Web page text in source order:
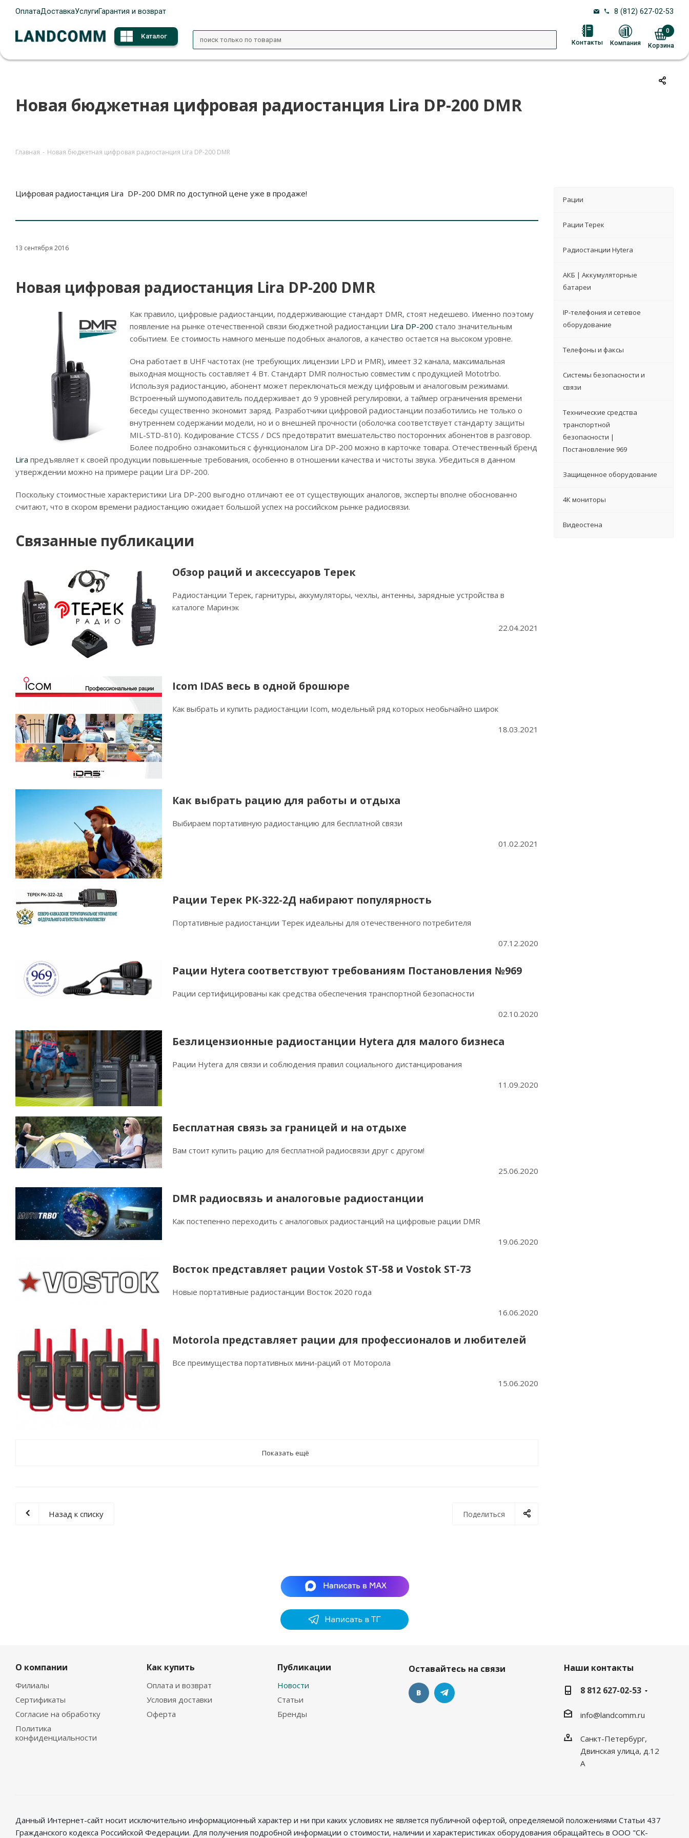
ОплатаДоставкаУслугиГарантия и возврат 8 (812) 627-02-53
Каталог
Контакты Компания Корзина
0
Новая бюджетная цифровая радиостанция Lira DP-200 DMR
Главная - Новая бюджетная цифровая радиостанция Lira DP-200 DMR
Цифровая радиостанция Lira DP-200 DMR по доступной цене уже в продаже!
13 сентября 2016
Новая цифровая радиостанция Lira DP-200 DMR
Как правило, цифровые радиостанции, поддерживающие стандарт DMR, стоят недешево. Именно поэтому
появление на рынке отечественной связи бюджетной радиостанции Lira DP-200 стало значительным
событием. Ее стоимость намного меньше подобных аналогов, а качество остается на высоком уровне.
Она работает в UHF частотах (не требующих лицензии LPD и PMR), имеет 32 канала, максимальная
выходная мощность составляет 4 Вт. Стандарт DMR полностью совместим с продукцией Mototrbo.
Используя радиостанцию, абонент может переключаться между цифровым и аналоговым режимами.
Встроенный шумоподавитель поддерживает до 9 уровней регулировки, а таймер ограничения времени
беседы существенно экономит заряд. Разработчики цифровой радиостанции позаботились не только о
внутреннем содержании модели, но и о внешней прочности (оболочка соответствует стандарту защиты
MIL-STD-810). Кодирование CTCSS / DCS предотвратит вмешательство посторонних абонентов в разговор.
Более подробно ознакомиться с функционалом Lira DP-200 можно в карточке товара. Отечественный бренд
Lira предъявляет к своей продукции повышенные требования, особенно в отношении качества и чистоты звука. Убедиться в данном
утверждении можно на примере рации Lira DP-200.
Поскольку стоимостные характеристики Lira DP-200 выгодно отличают ее от существующих аналогов, эксперты вполне обоснованно
считают, что в скором времени радиостанцию ожидает большой успех на российском рынке радиосвязи.
Связанные публикации
Обзор раций и аксессуаров Терек
Радиостанции Терек, гарнитуры, аккумуляторы, чехлы, антенны, зарядные устройства в
каталоге Маринэк
22.04.2021
Icom IDAS весь в одной брошюре
Как выбрать и купить радиостанции Icom, модельный ряд которых необычайно широк
18.03.2021
Как выбрать рацию для работы и отдыха
Выбираем портативную радиостанцию для бесплатной связи
01.02.2021
Рации Терек РК-322-2Д набирают популярность
Портативные радиостанции Терек идеальны для отечественного потребителя
07.12.2020
Рации Hytera соответствуют требованиям Постановления №969
Рации сертифицированы как средства обеспечения транспортной безопасности
02.10.2020
Безлицензионные радиостанции Hytera для малого бизнеса
Рации Hytera для связи и соблюдения правил социального дистанцирования
11.09.2020
Бесплатная связь за границей и на отдыхе
Вам стоит купить рацию для бесплатной радиосвязи друг с другом!
25.06.2020
DMR радиосвязь и аналоговые радиостанции
Как постепенно переходить с аналоговых радиостанций на цифровые рации DMR
19.06.2020
Восток представляет рации Vostok ST-58 и Vostok ST-73
Новые портативные радиостанции Восток 2020 года
16.06.2020
Motorola представляет рации для профессионалов и любителей
Все преимущества портативных мини-раций от Моторола
15.06.2020
Показать ещё
Поделиться
Назад к списку
Рации
Рации Терек
Радиостанции Hytera
АКБ | Аккумуляторные
батареи
IP-телефония и сетевое
оборудование
Телефоны и факсы
Системы безопасности и
связи
Технические средства
транспортной
безопасности |
Постановление 969
Защищенное оборудование
4К мониторы
Видеостена
О компании
Филиалы
Сертификаты
Согласие на обработку
Политика
конфиденциальности
Как купить
Оплата и возврат
Условия доставки
Оферта
Публикации
Новости
Статьи
Бренды
Оставайтесь на связи
Наши контакты
8 812 627-02-53
info@landcomm.ru
Санкт-Петербург,
Двинская улица, д.12
А
Данный Интернет-сайт носит исключительно информационный характер и ни при каких условиях не является публичной офертой, определяемой положениями Статьи 437
Гражданского кодекса Российской Федерации. Для получения подробной информации о стоимости, наличии и характеристиках оборудования обращайтесь в ООО "СК-